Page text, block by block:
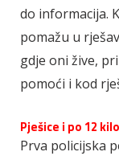
do informacija.
pomažu u
gdje oni žive,
pomoći i kod
Pješice i po 12
Prva policijska